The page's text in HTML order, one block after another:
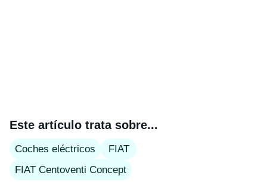
Este artículo trata sobre...
Coches eléctricos
FIAT
FIAT Centoventi Concept